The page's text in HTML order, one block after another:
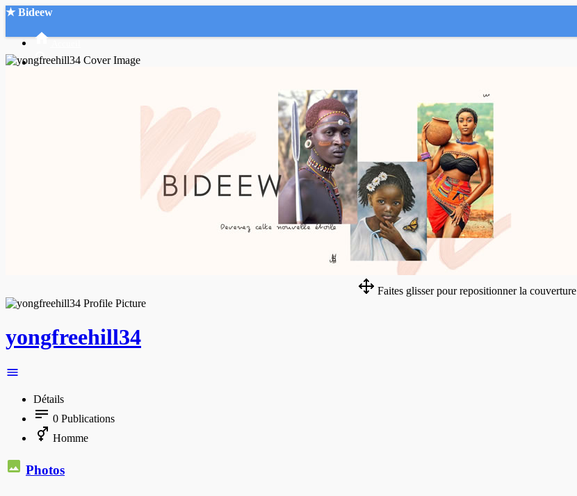
★ Bideew
Faites glisser pour repositionner la couverture
yongfreehill34
Détails
0 Publications
Homme
Photos